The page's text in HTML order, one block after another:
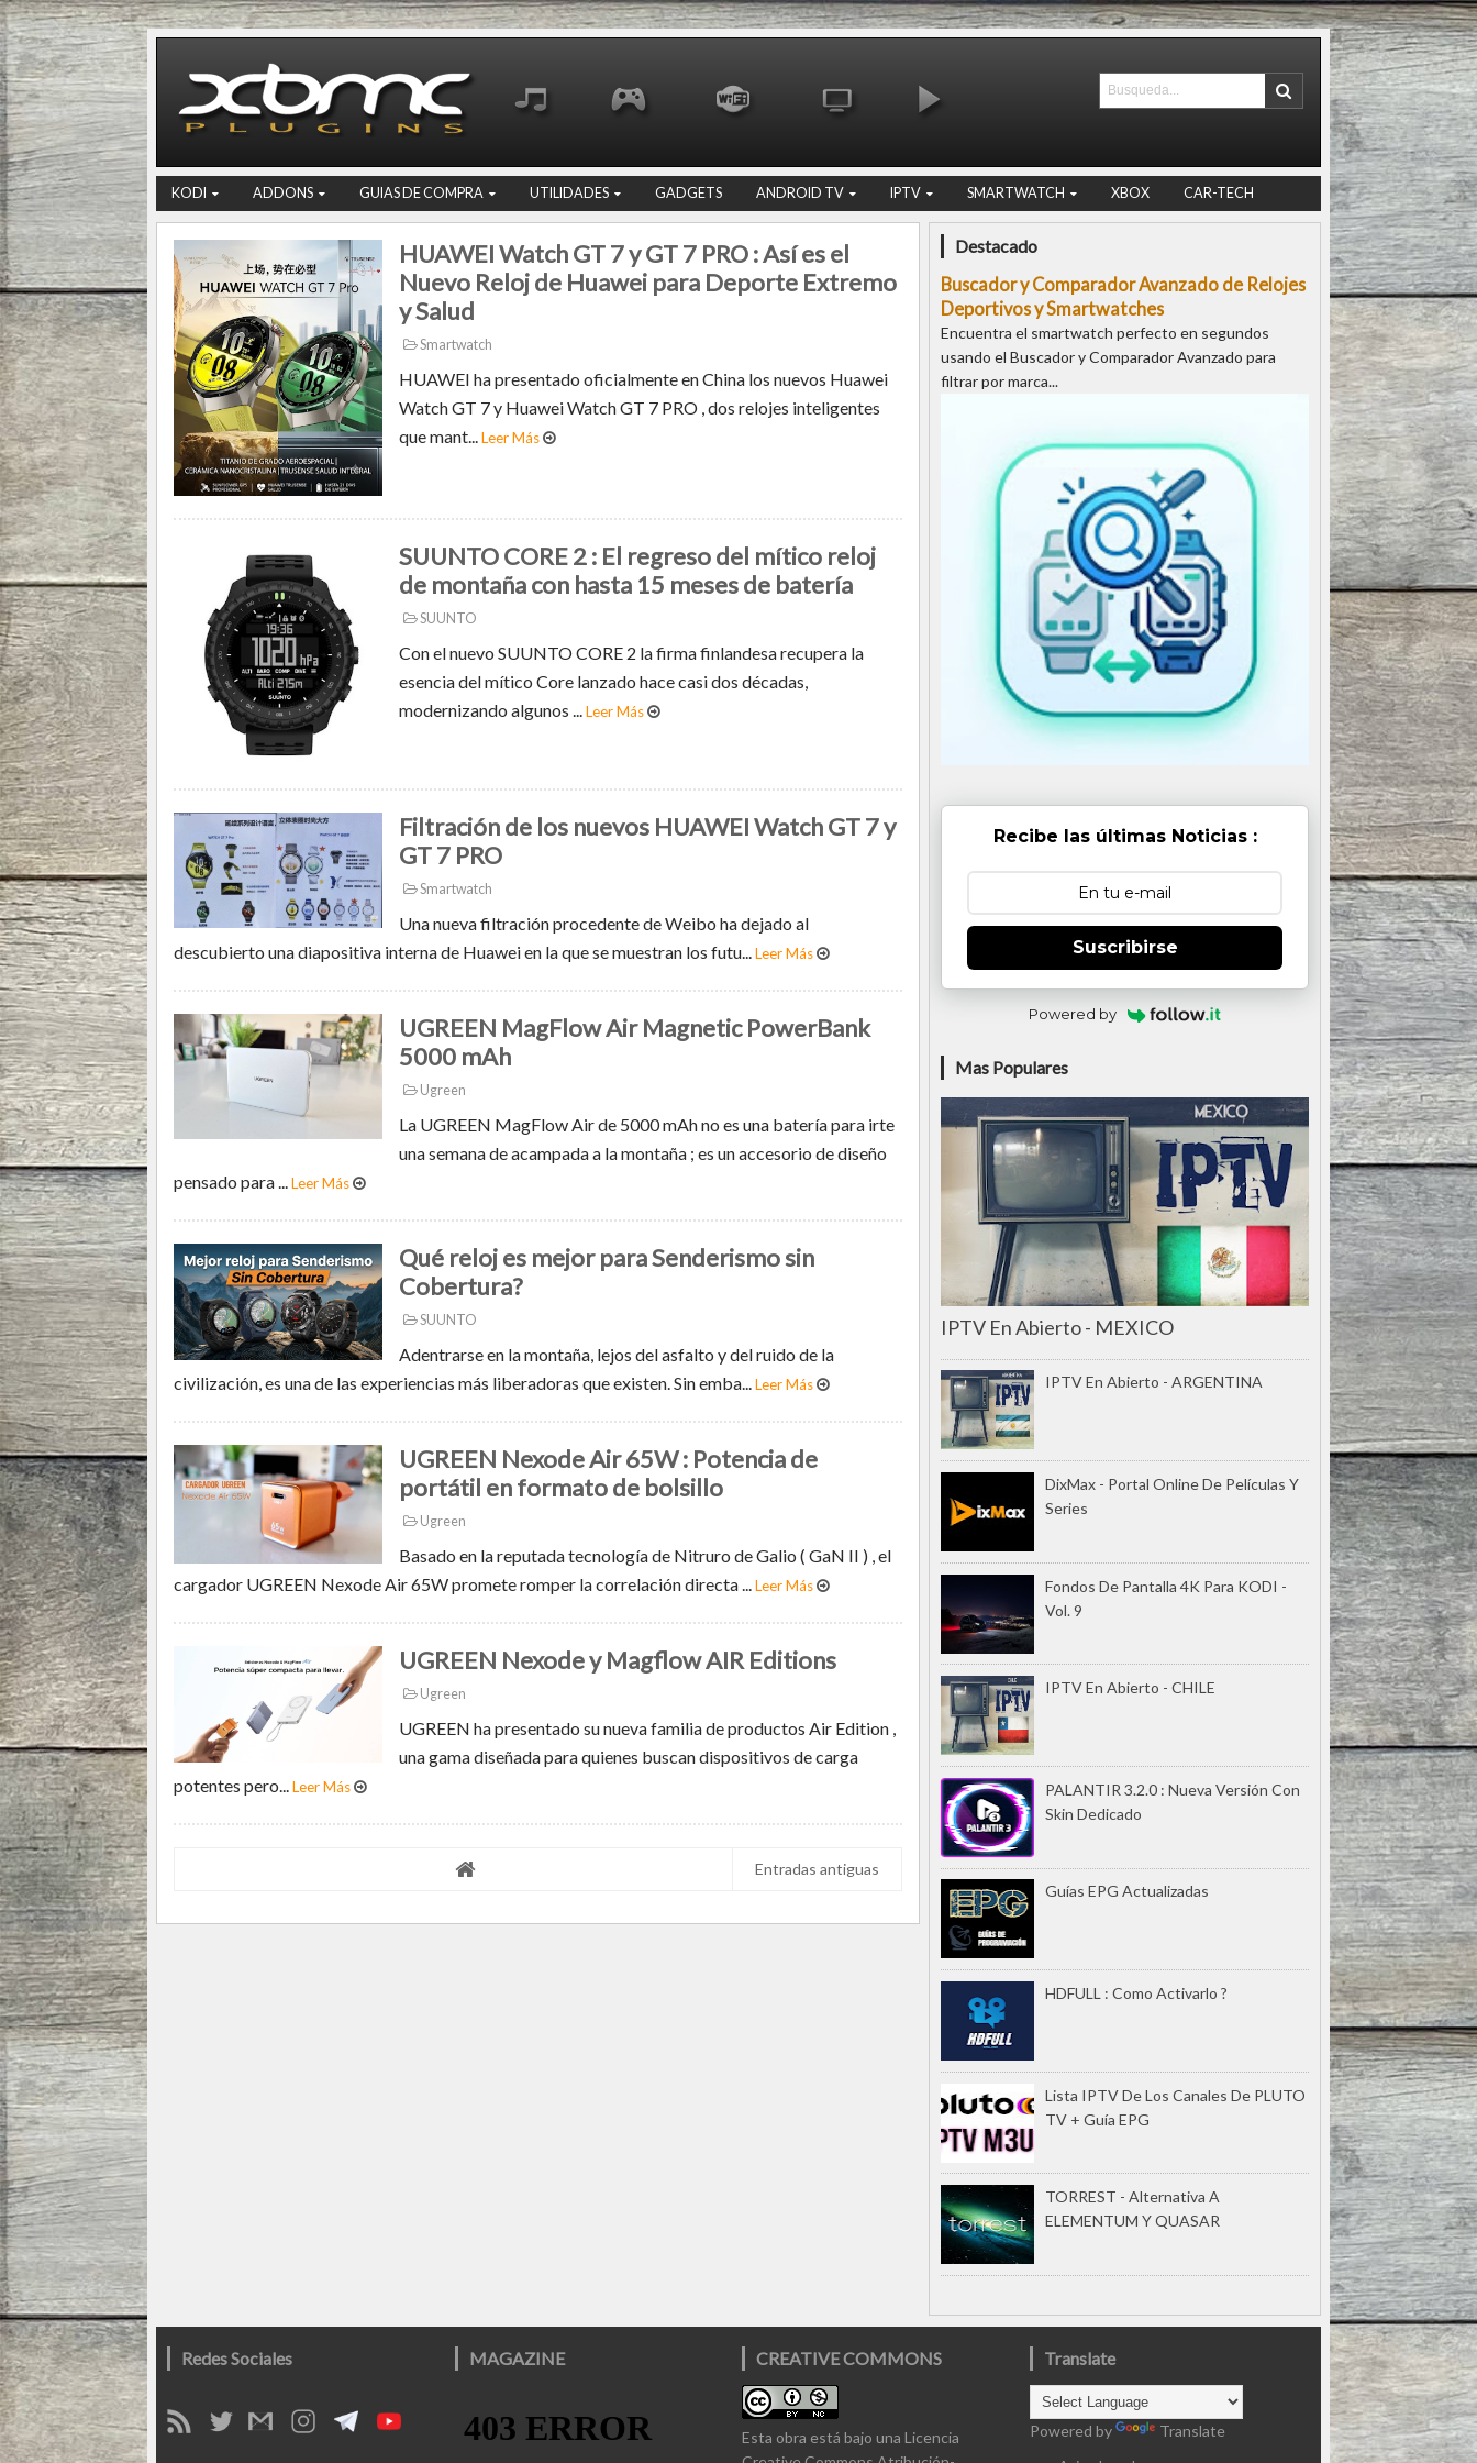
KODI ADDONS GUIAS DE COMPRA UTILIDADES GADGETS ANDROID TV IPTV SMARTWATCH XBOX CAR-TECH
HUAWEI Watch GT 7 y GT 7 PRO : Así es el
Nuevo Reloj de Huawei para Deporte Extremo
y Salud
Smartwatch
HUAWEI ha presentado oficialmente en China los nuevos Huawei
Watch GT 7 y Huawei Watch GT 7 PRO , dos relojes inteligentes
que mant...Leer Más
SUUNTO CORE 2 : El regreso del mítico reloj
de montaña con hasta 15 meses de batería
SUUNTO
Con el nuevo SUUNTO CORE 2 la firma finlandesa recupera la
esencia del mítico Core lanzado hace casi dos décadas,
modernizando algunos ... Leer Más
Filtración de los nuevos HUAWEI Watch GT 7 y
GT 7 PRO
Smartwatch
Una nueva filtración procedente de Weibo ha dejado al
descubierto una diapositiva interna de Huawei en la que se muestran los futu... Leer Más
UGREEN MagFlow Air Magnetic PowerBank
5000 mAh
Ugreen
La UGREEN MagFlow Air de 5000 mAh no es una batería para irte
una semana de acampada a la montaña ; es un accesorio de diseño
pensado para ... Leer Más
Qué reloj es mejor para Senderismo sin
Cobertura?
SUUNTO
Adentrarse en la montaña, lejos del asfalto y del ruido de la
civilización, es una de las experiencias más liberadoras que existen. Sin emba... Leer Más
UGREEN Nexode Air 65W : Potencia de
portátil en formato de bolsillo
Ugreen
Basado en la reputada tecnología de Nitruro de Galio ( GaN II ) , el
cargador UGREEN Nexode Air 65W promete romper la correlación directa ... Leer Más
UGREEN Nexode y Magflow AIR Editions
Ugreen
UGREEN ha presentado su nueva familia de productos Air Edition ,
una gama diseñada para quienes buscan dispositivos de carga
potentes pero... Leer Más
Entradas antiguas
Destacado
Buscador y Comparador Avanzado de Relojes
Deportivos y Smartwatches
Encuentra el smartwatch perfecto en segundos
usando el Buscador y Comparador Avanzado para
filtrar por marca...
Recibe las últimas Noticias :
Suscribirse
Powered by
Mas Populares
IPTV En Abierto - MEXICO
IPTV En Abierto - ARGENTINA
DixMax - Portal Online De Películas Y
Series
Fondos De Pantalla 4K Para KODI -
Vol. 9
IPTV En Abierto - CHILE
PALANTIR 3.2.0 : Nueva Versión Con
Skin Dedicado
Guías EPG Actualizadas
HDFULL : Como Activarlo ?
Lista IPTV De Los Canales De PLUTO
TV + Guía EPG
TORREST - Alternativa A
ELEMENTUM Y QUASAR
Redes Sociales MAGAZINE CREATIVE COMMONS
Esta obra está bajo unaLicencia
Translate
Powered by
Translate